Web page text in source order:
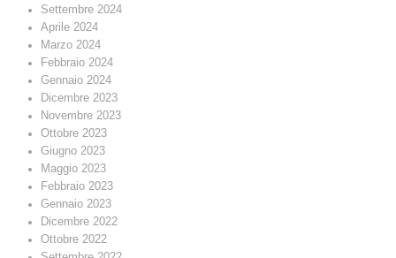
Settembre 2024
Aprile 2024
Marzo 2024
Febbraio 2024
Gennaio 2024
Dicembre 2023
Novembre 2023
Ottobre 2023
Giugno 2023
Maggio 2023
Febbraio 2023
Gennaio 2023
Dicembre 2022
Ottobre 2022